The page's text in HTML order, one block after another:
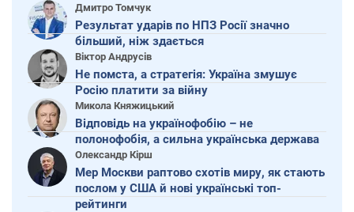
Дмитро Томчук
Результат ударів по НПЗ Росії значно
більший, ніж здається
Віктор Андрусів
Не помста, а стратегія: Україна змушує
Росію платити за війну
Микола Княжицький
Відповідь на українофобію – не
полонофобія, а сильна українська держава
Олександр Кірш
Мер Москви раптово схотів миру, як стають
послом у США й нові українські топ-
рейтинги